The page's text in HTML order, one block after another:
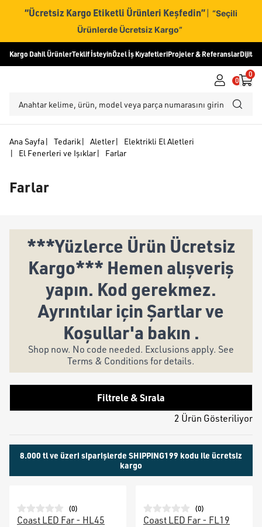
“Ücretsiz Kargo Etiketli Ürünleri Keşfedin” | “Seçili
Ürünlerde Ücretsiz Kargo”
Kargo Dahil ÜrünlerTeklif İsteyinÖzel İş KıyafetleriProjeler & ReferanslarDijital
0
0
Ana Sayfa| Tedarik| Aletler|
Elektrikli El Aletleri
|
El Fenerleri ve Işıklar| Farlar
Farlar
***Yüzlerce Ürün Ücretsiz
Kargo*** Hemen alışveriş
yapın. Kod gerekmez.
Ayrıntılar için Şartlar ve
Koşullar'a bakın .
Shop now. No code needed. Exclusions apply. See
Terms & Conditions for details.
Filtrele & Sırala
2 Ürün Gösteriliyor
8.000 tl ve üzeri siparişlerde SHIPPING199 kodu ile ücretsiz
kargo
(0)
Coast LED Far - HL45
(0)
Coast LED Far - FL19